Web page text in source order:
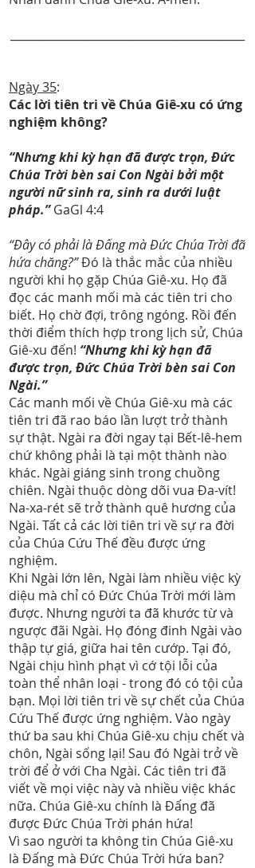
Ngày 35:
Các lời tiên tri về Chúa Giê-xu có ứng
nghiệm không?
“Nhưng khi kỳ hạn đã được trọn, Đức
Chúa Trời bèn sai Con Ngài bởi một
người nữ sinh ra, sinh ra dưới luật
pháp.”GaGl 4:4
“Đây có phải là Đấng mà Đức Chúa Trời đã
hứa chăng?”Đó là thắc mắc của nhiều
người khi họ gặp Chúa Giê-xu. Họ đã
đọc các manh mối mà các tiên tri cho
biết. Họ chờ đợi, trông ngóng. Rồi đến
thời điểm thích hợp trong lịch sử, Chúa
Giê-xu đến! “Nhưng khi kỳ hạn đã
được trọn, Đức Chúa Trời bèn sai Con
Ngài.”
Các manh mối về Chúa Giê-xu mà các
tiên tri đã rao báo lần lượt trở thành
sự thật. Ngài ra đời ngay tại Bết-lê-hem
chứ không phải là tại một thành nào
khác. Ngài giáng sinh trong chuồng
chiên. Ngài thuộc dòng dõi vua Đa-vít!
Na-xa-rét sẽ trở thành quê hương của
Ngài. Tất cả các lời tiên tri về sự ra đời
của Chúa Cứu Thế đều được ứng
nghiệm.
Khi Ngài lớn lên, Ngài làm nhiều việc kỳ
diệu mà chỉ có Đức Chúa Trời mới làm
được. Nhưng người ta đã khước từ và
ngược đãi Ngài. Họ đóng đinh Ngài vào
thập tự giá, giữa hai tên cướp. Tại đó,
Ngài chịu hình phạt vì cớ tội lỗi của
toàn thể nhân loại - trong đó có tội của
bạn. Mọi lời tiên tri về sự chết của Chúa
Cứu Thế được ứng nghiệm. Vào ngày
thứ ba sau khi Chúa Giê-xu chịu chết và
chôn, Ngài sống lại! Sau đó Ngài trở về
trời để ở với Cha Ngài. Các tiên tri đã
viết về mọi việc này và nhiều việc khác
nữa. Chúa Giê-xu chính là Đấng đã
được Đức Chúa Trời phán hứa!
Vì sao người ta không tin Chúa Giê-xu
là Đấng mà Đức Chúa Trời hứa ban?